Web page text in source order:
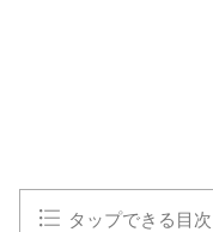
タップできる目次